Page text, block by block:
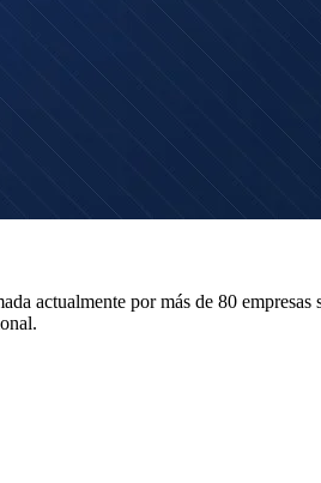
actualmente por más de 80